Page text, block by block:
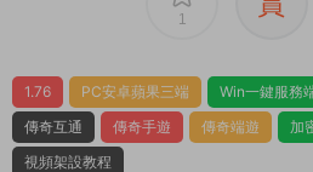
1
1.76 PC安卓蘋果三端 Win一鍵服務
傳奇互通
傳奇手遊 傳奇端遊 加
視頻架設教程